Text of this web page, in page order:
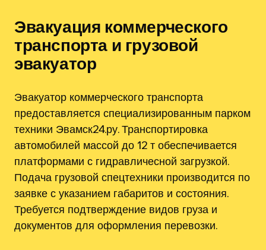
Эвакуация коммерческого
транспорта и грузовой
эвакуатор
Эвакуатор коммерческого транспорта
предоставляется специализированным парком
техники Эвамск24.ру. Транспортировка
автомобилей массой до 12 т обеспечивается
платформами с гидравличесной загрузкой.
Подача грузовой спецтехники производится по
заявке с указанием габаритов и состояния.
Требуется подтверждение видов груза и
документов для оформления перевозки.